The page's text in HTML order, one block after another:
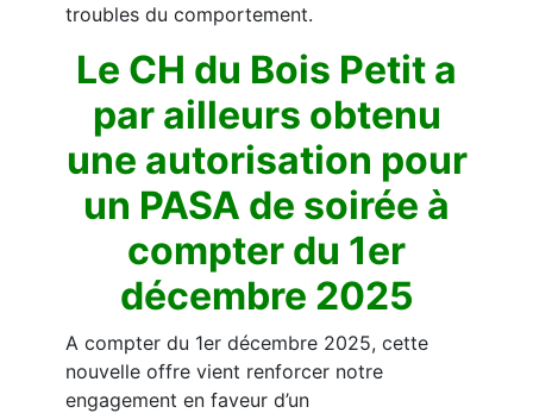
troubles du comportement.
Le CH du Bois Petit a
par ailleurs obtenu
une autorisation pour
un PASA de soirée à
compter du 1er
décembre 2025
A compter du 1er décembre 2025, cette
nouvelle offre vient renforcer notre
engagement en faveur d’un